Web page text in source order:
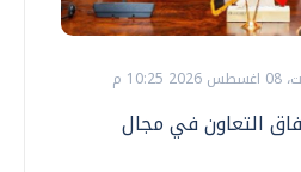
10:25 م
التعاون في مجال